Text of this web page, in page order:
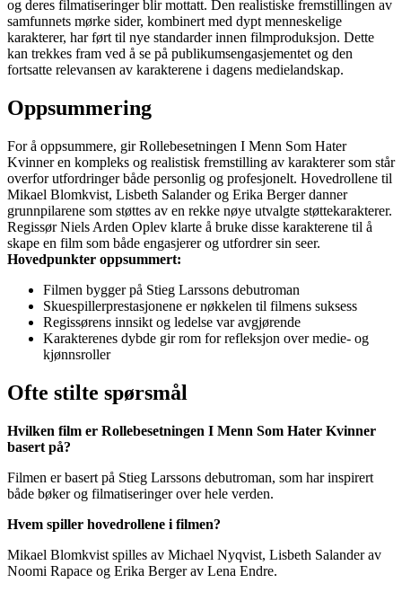
og deres filmatiseringer blir mottatt. Den realistiske fremstillingen av
samfunnets mørke sider, kombinert med dypt menneskelige
karakterer, har ført til nye standarder innen filmproduksjon. Dette
kan trekkes fram ved å se på publikumsengasjementet og den
fortsatte relevansen av karakterene i dagens medielandskap.
Oppsummering
For å oppsummere, gir Rollebesetningen I Menn Som Hater
Kvinner en kompleks og realistisk fremstilling av karakterer som står
overfor utfordringer både personlig og profesjonelt. Hovedrollene til
Mikael Blomkvist, Lisbeth Salander og Erika Berger danner
grunnpilarene som støttes av en rekke nøye utvalgte støttekarakterer.
Regissør Niels Arden Oplev klarte å bruke disse karakterene til å
skape en film som både engasjerer og utfordrer sin seer.
Hovedpunkter oppsummert:
Filmen bygger på Stieg Larssons debutroman
Skuespillerprestasjonene er nøkkelen til filmens suksess
Regissørens innsikt og ledelse var avgjørende
Karakterenes dybde gir rom for refleksjon over medie- og
kjønnsroller
Ofte stilte spørsmål
Hvilken film er Rollebesetningen I Menn Som Hater Kvinner
basert på?
Filmen er basert på Stieg Larssons debutroman, som har inspirert
både bøker og filmatiseringer over hele verden.
Hvem spiller hovedrollene i filmen?
Mikael Blomkvist spilles av Michael Nyqvist, Lisbeth Salander av
Noomi Rapace og Erika Berger av Lena Endre.